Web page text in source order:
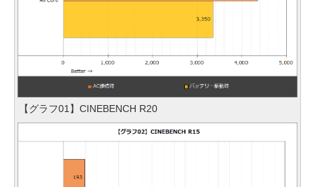
【グラフ01】CINEBENCH R20